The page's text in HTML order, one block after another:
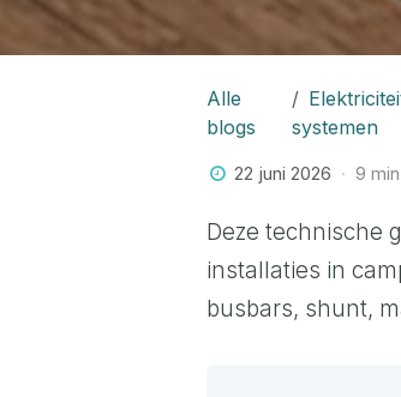
Alle
blogs
systemen
22 juni 2026 9
Deze technische
installaties in
busbars, shunt,